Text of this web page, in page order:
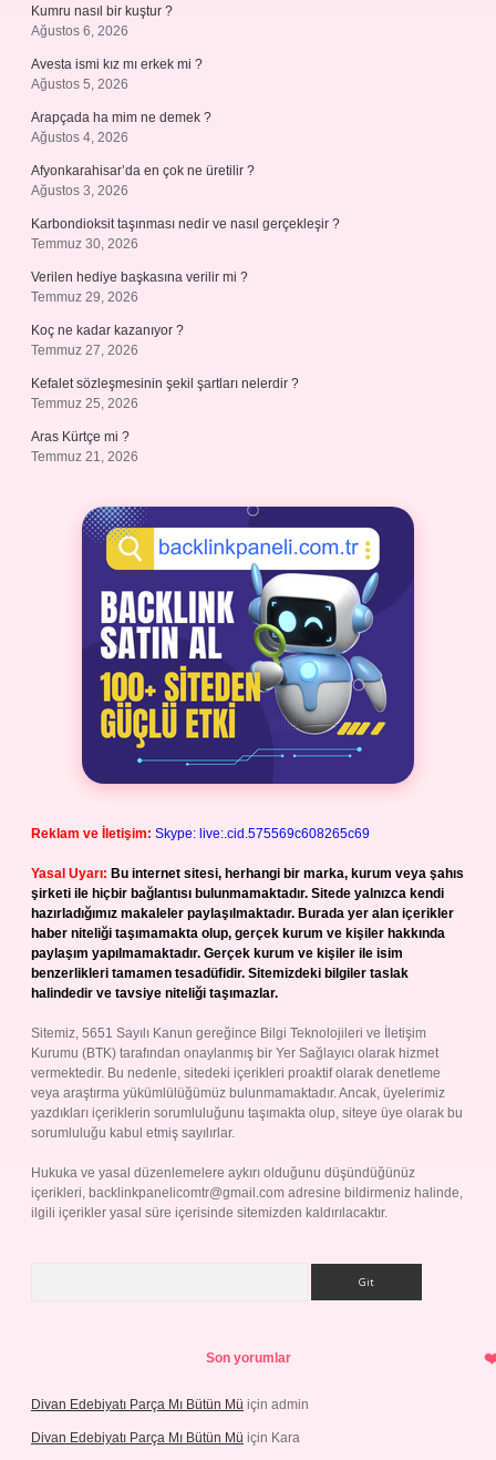
Kumru nasıl bir kuştur ?
Ağustos 6, 2026
Avesta ismi kız mı erkek mi ?
Ağustos 5, 2026
Arapçada ha mim ne demek ?
Ağustos 4, 2026
Afyonkarahisar’da en çok ne üretilir ?
Ağustos 3, 2026
Karbondioksit taşınması nedir ve nasıl gerçekleşir ?
Temmuz 30, 2026
Verilen hediye başkasına verilir mi ?
Temmuz 29, 2026
Koç ne kadar kazanıyor ?
Temmuz 27, 2026
Kefalet sözleşmesinin şekil şartları nelerdir ?
Temmuz 25, 2026
Aras Kürtçe mi ?
Temmuz 21, 2026
Reklam ve İletişim: Skype: live:.cid.575569c608265c69
Yasal Uyarı: Bu internet sitesi, herhangi bir marka, kurum veya şahıs
şirketi ile hiçbir bağlantısı bulunmamaktadır. Sitede yalnızca kendi
hazırladığımız makaleler paylaşılmaktadır. Burada yer alan içerikler
haber niteliği taşımamakta olup, gerçek kurum ve kişiler hakkında
paylaşım yapılmamaktadır. Gerçek kurum ve kişiler ile isim
benzerlikleri tamamen tesadüfidir. Sitemizdeki bilgiler taslak
halindedir ve tavsiye niteliği taşımazlar.
Sitemiz, 5651 Sayılı Kanun gereğince Bilgi Teknolojileri ve İletişim
Kurumu (BTK) tarafından onaylanmış bir Yer Sağlayıcı olarak hizmet
vermektedir. Bu nedenle, sitedeki içerikleri proaktif olarak denetleme
veya araştırma yükümlülüğümüz bulunmamaktadır. Ancak, üyelerimiz
yazdıkları içeriklerin sorumluluğunu taşımakta olup, siteye üye olarak bu
sorumluluğu kabul etmiş sayılırlar.
Hukuka ve yasal düzenlemelere aykırı olduğunu düşündüğünüz
içerikleri, backlinkpanelicomtr@gmail.com adresine bildirmeniz halinde,
ilgili içerikler yasal süre içerisinde sitemizden kaldırılacaktır.
Son yorumlar
Divan Edebiyatı Parça Mı Bütün Mü için admin
Divan Edebiyatı Parça Mı Bütün Mü için Kara